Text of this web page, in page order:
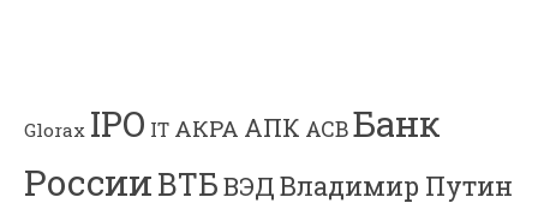
Glorax IPO IT АКРА АПК АСВБанк
РоссииВТБВЭДВладимир Путин